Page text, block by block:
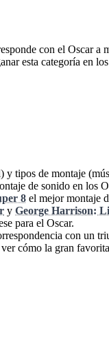
con el Oscar a
esta categoría en
tipos de montaje
de sonido en los
8 el mejor montaje
y George Harrison:
para el Oscar.
con
cómo la gran